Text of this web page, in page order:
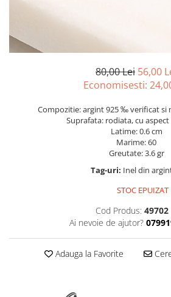
marimea 54
marimea 55
marimea 56
marimea 60
marimea 68
SETURI ARGINT
80,00 Lei 56,00
Economisesti:
Compozitie: argint 925 ‰ verificat si
Suprafata: rodiata, cu
Latime: 0.6 cm
Marime: 60
Greutate: 3.6 gr
Tag-uri: Inel din
STOC EPUIZAT
Cod Produs: 49702
Ai nevoie de ajutor?
Adauga la Favorite